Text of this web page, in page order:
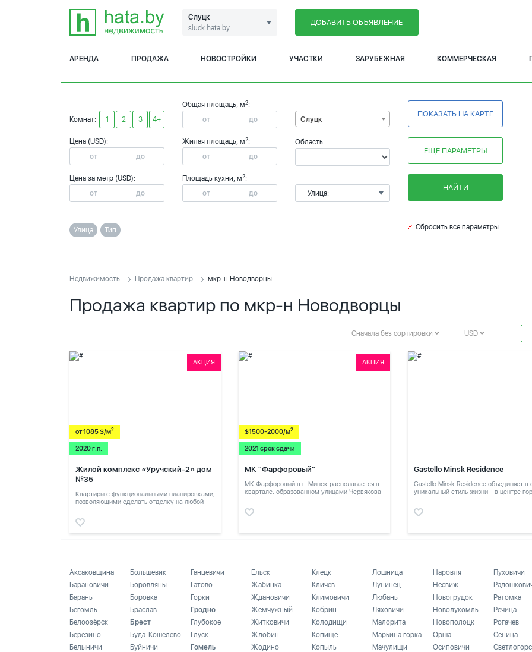
Слуцк
sluck.hata.by
ДОБАВИТЬ ОБЪЯВЛЕНИЕ
АРЕНДА ПРОДАЖА НОВОСТРОЙКИ УЧАСТКИ ЗАРУБЕЖНАЯ КОММЕРЧЕСКАЯ
Комнат: 1 2 3 4+
Цена (USD):
Цена за метр (USD):
Общая площадь, м2:
Жилая площадь, м2:
Площадь кухни, м2:
Слуцк
Область:
Улица:
ПОКАЗАТЬ НА КАРТЕ
ЕЩЕ ПАРАМЕТРЫ
НАЙТИ
Улица Тип Сбросить все параметры
Недвижимость Продажа квартир мкр-н Новодворцы
Продажа квартир по мкр-н Новодворцы
Сначала без сортировки USD
АКЦИЯ
от 1085 $/м2
2020 г.п.
Жилой комплекс «Уручский-2» дом
№35
Квартиры с функциональными планировками,
позволяющими сделать отделку на любой
АКЦИЯ
$1500-2000/м2
2021 срок сдачи
МК "Фарфоровый"
МК Фарфоровый в г. Минск располагается в
квартале, образованном улицами Червякова
Gastello Minsk Residence
Gastello Minsk Residence объединяет в
уникальный стиль жизни - в центре
Аксаковщина
Барановичи
Барань
Бегомль
Белоозёрск
Березино
Белыничи
Большевик
Боровляны
Боровка
Браслав
Брест
Буда-Кошелево
Буйничи
Ганцевичи
Гатово
Горки
Гродно
Глубокое
Глуск
Гомель
Ельск
Жабинка
Ждановичи
Жемчужный
Житковичи
Жлобин
Жодино
Клецк
Кличев
Климовичи
Кобрин
Колодищи
Копище
Копыль
Лошница
Лунинец
Любань
Ляховичи
Малорита
Марьина горка
Мачулищи
Наровля
Несвиж
Новогрудок
Новолукомль
Новополоцк
Орша
Осиповичи
Пуховичи
Ратомка
Речица
Рогачев
Сеница